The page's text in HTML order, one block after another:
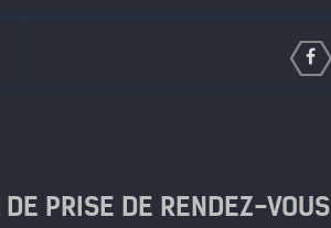
PRISE DE RENDEZ-VOUS